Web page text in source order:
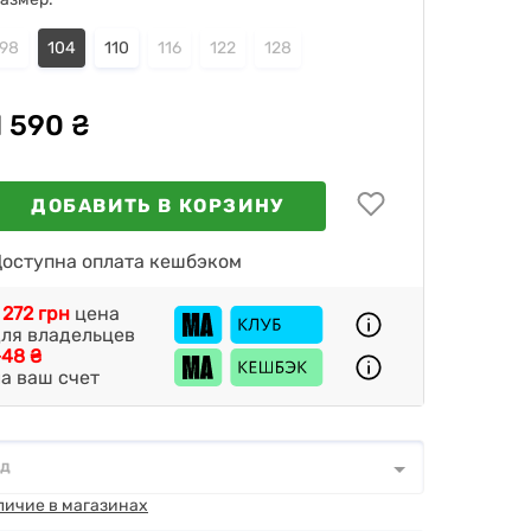
98 104 110 116 122 128
590 ₴
ДОБАВИТЬ В КОРЗИНУ
оплата кешбэком
₴
ваш счет
272 грн цена
владельцев
*
в магазинах